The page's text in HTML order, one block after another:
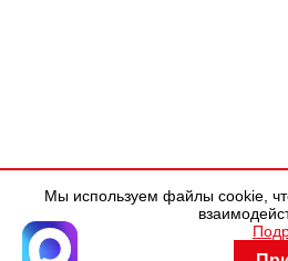
Мы используем файлы cookie,